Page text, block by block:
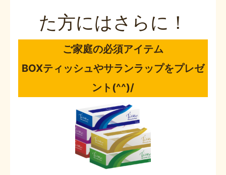
た方にはさらに！
ご家庭の必須アイテム
BOXティッシュやサランラップをプレゼ
ント(^^)/